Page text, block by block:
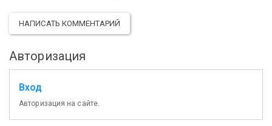
НАПИСАТЬ КОММЕНТАРИЙ
Авторизация
Вход
Авторизация на сайте.